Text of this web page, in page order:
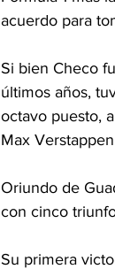
acuerdo para
Si bien Checo
últimos años,
octavo puesto,
Max
Oriundo de
con cinco
Su primera